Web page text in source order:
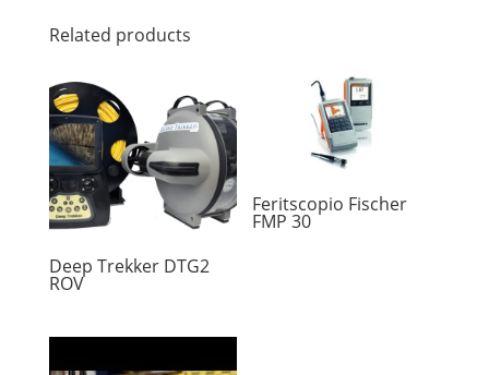
Related products
Deep Trekker DTG2
ROV
Feritscopio Fischer
FMP 30